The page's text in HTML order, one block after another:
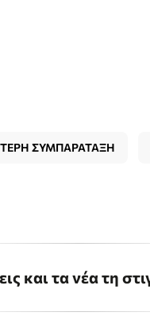
ΣΥΜΠΑΡΑΤΑΞΗ
και τα νέα τη